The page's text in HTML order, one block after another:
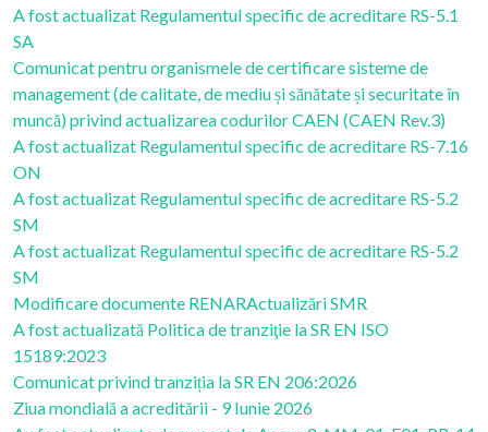
A fost actualizat Regulamentul specific de acreditare RS-5.1
SA
Comunicat pentru organismele de certificare sisteme de
management (de calitate, de mediu și sănătate și securitate în
muncă) privind actualizarea codurilor CAEN (CAEN Rev.3)
A fost actualizat Regulamentul specific de acreditare RS-7.16
ON
A fost actualizat Regulamentul specific de acreditare RS-5.2
SM
A fost actualizat Regulamentul specific de acreditare RS-5.2
SM
Modificare documente RENARActualizări SMR
A fost actualizată Politica de tranziţie la SR EN ISO
15189:2023
Comunicat privind tranziția la SR EN 206:2026
Ziua mondială a acreditării - 9 Iunie 2026